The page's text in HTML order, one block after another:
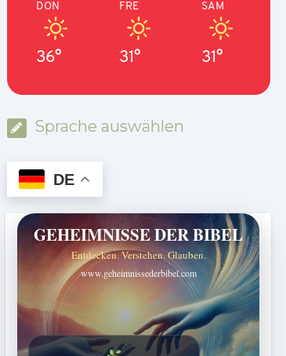
DON
36°
FRE
31°
SAM
31°
Sprache auswählen
DE
GEHEIMNISSE DER BIBEL
Entdecken. Verstehen. Glauben.
www.geheimnissederbibel.com